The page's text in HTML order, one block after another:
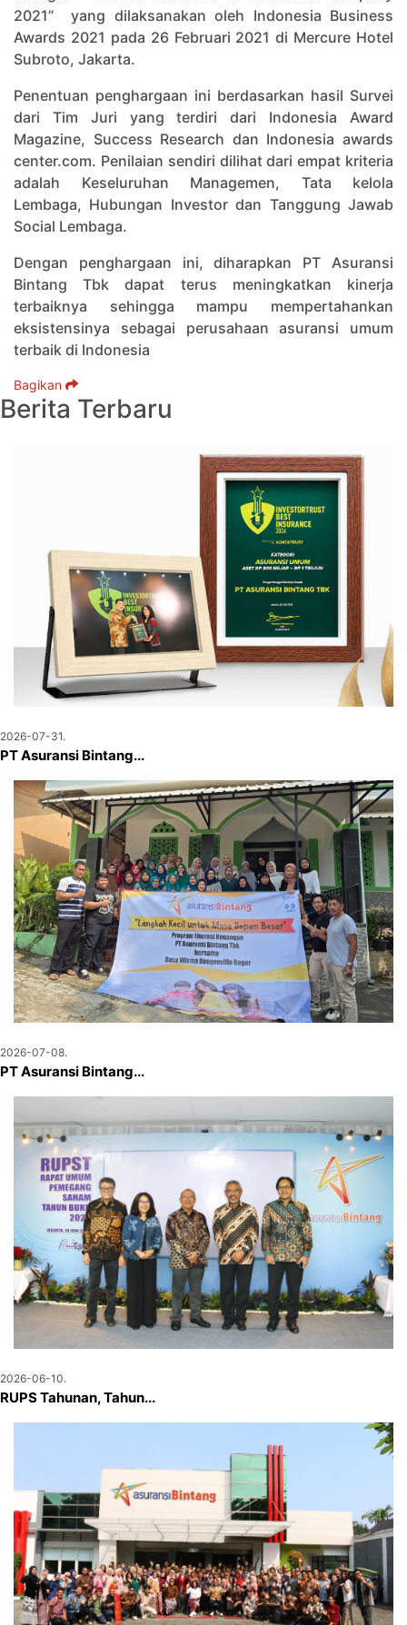
2021” yang dilaksanakan oleh Indonesia Business
Awards 2021 pada 26 Februari 2021 di Mercure Hotel
Subroto, Jakarta.
Penentuan penghargaan ini berdasarkan hasil Survei
dari Tim Juri yang terdiri dari Indonesia Award
Magazine, Success Research dan Indonesia awards
center.com. Penilaian sendiri dilihat dari empat kriteria
adalah Keseluruhan Managemen, Tata kelola
Lembaga, Hubungan Investor dan Tanggung Jawab
Social Lembaga.
Dengan penghargaan ini, diharapkan PT Asuransi
Bintang Tbk dapat terus meningkatkan kinerja
terbaiknya sehingga mampu mempertahankan
eksistensinya sebagai perusahaan asuransi umum
terbaik di Indonesia
Bagikan
Berita Terbaru
2026-07-31.
PT Asuransi Bintang...
2026-07-08.
PT Asuransi Bintang...
2026-06-10.
RUPS Tahunan, Tahun...